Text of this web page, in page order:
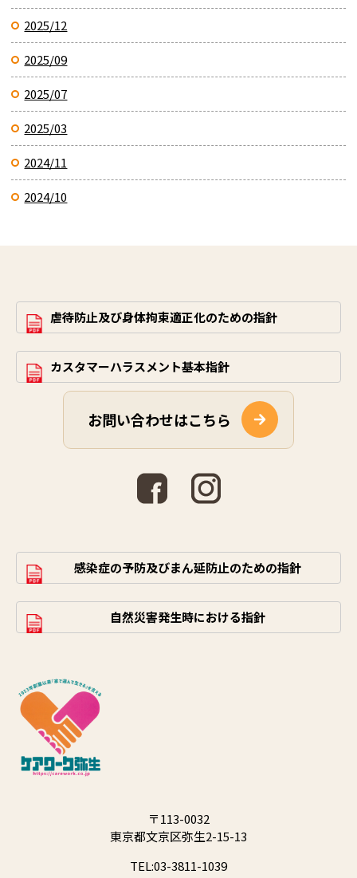
2025/12
2025/09
2025/07
2025/03
2024/11
2024/10
虐待防止及び身体拘束適正化のための指針
カスタマーハラスメント基本指針
お問い合わせはこちら
感染症の予防及びまん延防止のための指針
自然災害発生時における指針
〒113-0032
東京都文京区弥生2-15-13
TEL:03-3811-1039